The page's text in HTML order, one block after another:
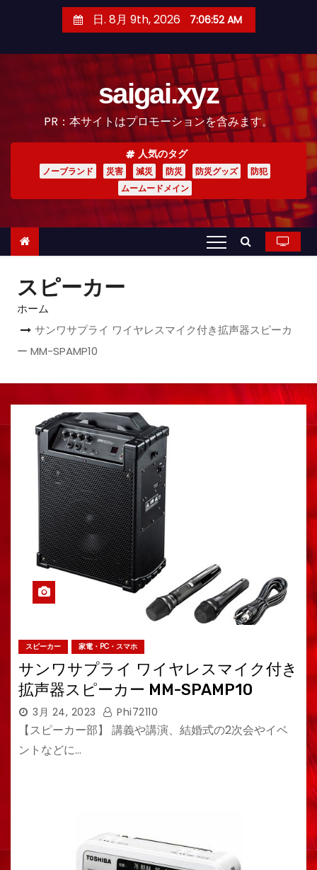
日. 8月 9th, 2026 7:06:54 AM
saigai.xyz
PR：本サイトはプロモーションを含みます。
人気のタグ
ノーブランド 災害 減災 防災 防災グッズ
防犯
ムームードメイン
スピーカー
ホーム
サンワサプライ ワイヤレスマイク付き拡声器スピーカ
ー MM-SPAMP10
スピーカー 家電・PC・スマホ
サンワサプライ ワイヤレスマイク付き
拡声器スピーカー MM-SPAMP10
3月 24, 2023 Phi72110
【スピーカー部】 講義や講演、結婚式の2次会やイベ
ントなどに…